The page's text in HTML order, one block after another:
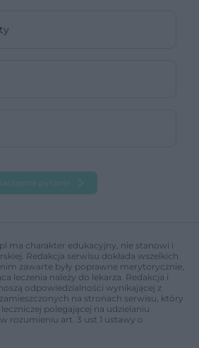
pytanie
ma charakter edukacyjny, nie stanowi i
Redakcja serwisu dokłada wszelkich
zawarte były poprawne merytorycznie,
leczenia należy do lekarza. Redakcja i
odpowiedzialności wynikającej z
na stronach serwisu, który
polegającej na udzielaniu
rozumieniu art. 3 ust 1 ustawy o